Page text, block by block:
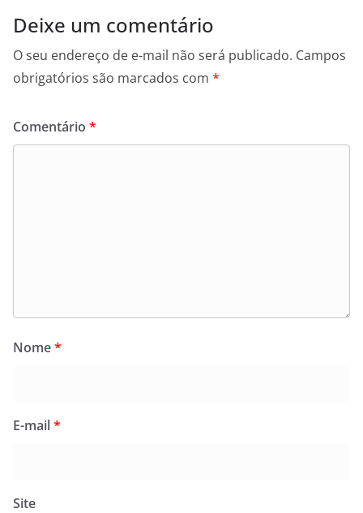
Deixe um comentário
O seu endereço de e-mail não será publicado. Campos
obrigatórios são marcados com *
Comentário *
Nome*
E-mail*
Site